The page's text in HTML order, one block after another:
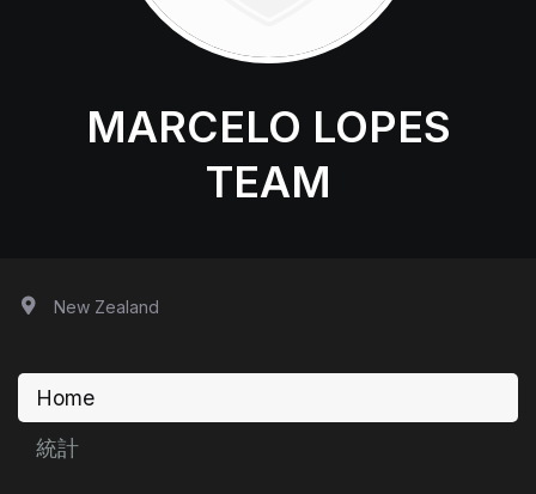
MARCELO LOPES
TEAM
New Zealand
Home
統計